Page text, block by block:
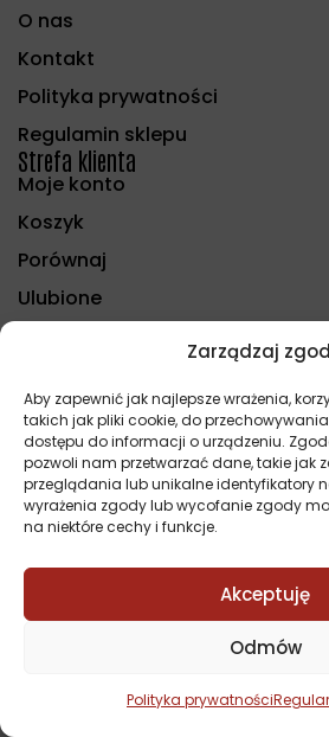
Zarządzaj
Aby zapewnić jak najlepsze wrażenia,
takich jak pliki cookie, do
dostępu do informacji o urządzeniu.
pozwoli nam przetwarzać dane, takie jak
przeglądania lub unikalne identyfikatory
wyrażenia zgody lub wycofanie zgody
na niektóre cechy i funkcje.
Akceptuję
Odmów
Polityka prywatności
O nas
Kontakt
Polityka prywatności
Regulamin sklepu
Strefa klienta
Moje konto
Koszyk
Porównaj
Ulubione
Zaoszczędź na darmowej
dostawie!
wykonanie: